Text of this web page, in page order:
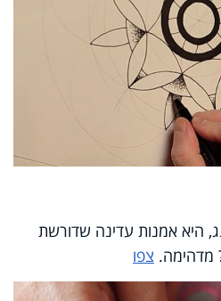
היא אמנות עדינה שדורשת
מדהימה. צפו